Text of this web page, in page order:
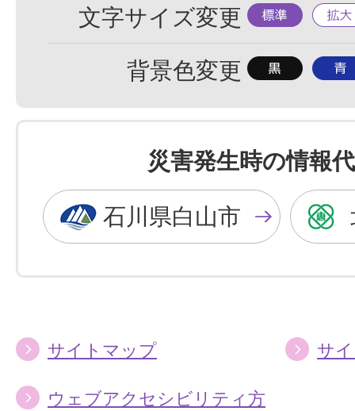
文字サイズ変更 標
準
拡
大
背景色変更 背
色
を
黒
色
に
背
色
を
青
色
に
災害発生時の情報
石川県白山市
サイトマップ サ
ウェブアクセシビリティ方